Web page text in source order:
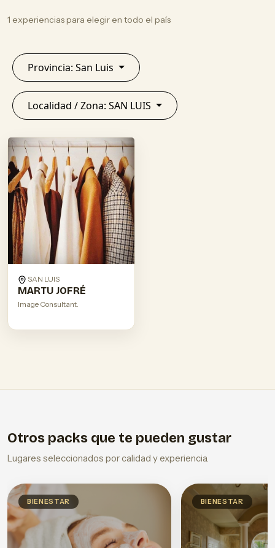
1 experiencias para elegir en todo el país
Provincia: San Luis
Localidad / Zona: SAN LUIS
SAN LUIS
MARTU JOFRÉ
Image Consultant.
Otros packs que te pueden gustar
Lugares seleccionados por calidad y experiencia.
BIENESTAR BIENESTAR